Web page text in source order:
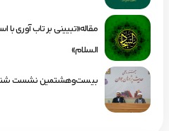
مقاله«تبیینی بر تاب آوری با
السلام»
بیست‌وهشتمین نشست